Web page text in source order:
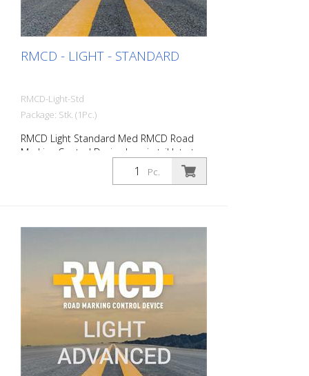
RMCD - LIGHT - STANDARD
RMCD-Light-Std
Package: Stk. (1Pc.)
RMCD Light Standard Med RMCD Road
Marking Control Device har vi utviklet et
helt nytt system for mer komfortabel
betjening av veimerkemaskiner. Du slipper
hastighet - Trykk på airless- eller airspray-
systemer - Registrering av merkearbeid
Forbedret merkekvalitet Still inn RMCD-
Light på standarddyse og
standardmateriale. Dette gir deg en
optimal lagtykkelse ved en bestemt
hastighet. Kalibreringsfunksjon RMCD-
Light kan kalibreres i lengden for å oppnå
optimale resultater. Dette er viktig for
Pc.